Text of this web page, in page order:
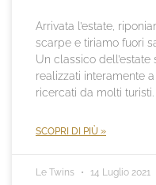
Arrivata l’estate,
scarpe e tiriamo fuori
Un classico
realizzati interamente
ricercati da molti turisti.
SCOPRI DI PIÙ »
Le Twins 14 Luglio 2021